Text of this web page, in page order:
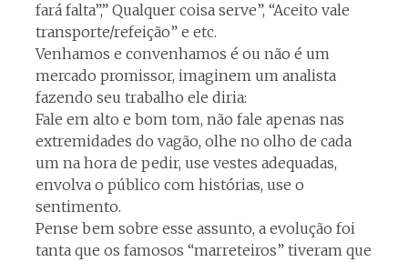
fará falta”,” Qualquer coisa serve”, “Aceito vale
transporte/refeição” e etc.
Venhamos e convenhamos é ou não é um
mercado promissor, imaginem um analista
fazendo seu trabalho ele diria:
Fale em alto e bom tom, não fale apenas nas
extremidades do vagão, olhe no olho de cada
um na hora de pedir, use vestes adequadas,
envolva o público com histórias, use o
sentimento.
Pense bem sobre esse assunto, a evolução foi
tanta que os famosos “marreteiros” tiveram que